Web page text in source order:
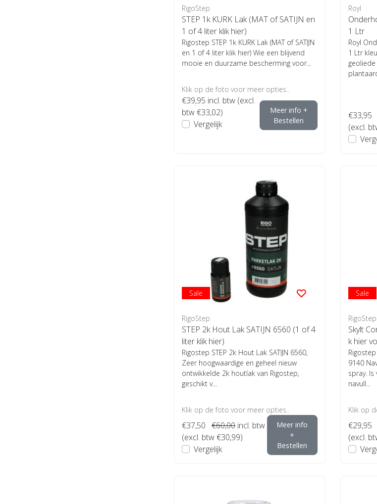
RigoStep
STEP 1k KURK Lak (MAT of SATIJN en
1 of 4 liter klik hier)
Rigostep STEP 1k KURK Lak (MAT of SATIJN
en 1 of 4 liter klik hier) Wie een blijvend
mooie en duurzame bescherming voor...
Klik op de foto voor meer opties..
€39,95 incl. btw (excl.
btw €33,02)
Vergelijk
Meer info +
Bestellen
Royl
1 Ltr
Royl
1 Ltr
€33,95
(excl.
Sale
RigoStep
STEP 2k Hout Lak SATIJN 6560 (1 of 4
liter klik hier)
Rigostep STEP 2k Hout Lak SATIJN 6560,
Zeer hoogwaardige en geheel nieuw
ontwikkelde 2k houtlak van Rigostep,
geschikt v...
Klik op de foto voor meer opties..
€37,50 €60,00 incl. btw
(excl. btw €30,99)
Vergelijk
Meer info
+
Bestellen
Sale
RigoStep
Skylt
k hier
9140
spray.
navull...
Klik op
€29,95
(excl.